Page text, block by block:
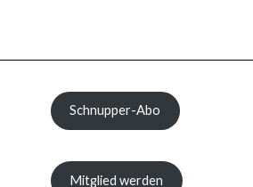
Schnupper-Abo
Mitglied werden